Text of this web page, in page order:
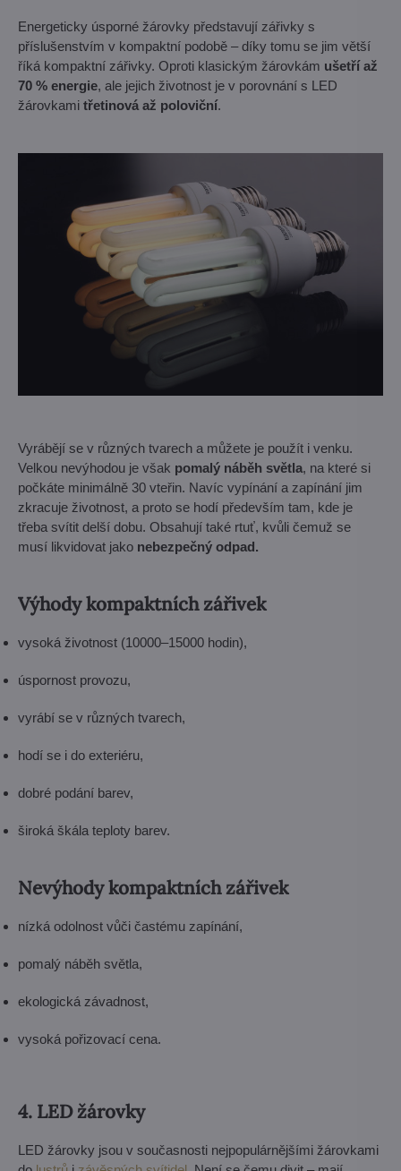
Energeticky úsporné žárovky představují zářivky s
příslušenstvím v kompaktní podobě – díky tomu se jim větší
říká kompaktní zářivky. Oproti klasickým žárovkám ušetří až
70 % energie, ale jejich životnost je v porovnání s LED
žárovkami třetinová až poloviční.
Vyrábějí se v různých tvarech a můžete je použít i venku.
Velkou nevýhodou je však pomalý náběh světla, na které si
počkáte minimálně 30 vteřin. Navíc vypínání a zapínání jim
zkracuje životnost, a proto se hodí především tam, kde je
třeba svítit delší dobu. Obsahují také rtuť, kvůli čemuž se
musí likvidovat jako nebezpečný odpad.
Výhody kompaktních zářivek
vysoká životnost (10000–15000 hodin),
úspornost provozu,
vyrábí se v různých tvarech,
hodí se i do exteriéru,
dobré podání barev,
široká škála teploty barev.
Nevýhody kompaktních zářivek
nízká odolnost vůči častému zapínání,
pomalý náběh světla,
ekologická závadnost,
vysoká pořizovací cena.
4. LED žárovky
LED žárovky jsou v současnosti nejpopulárnějšími žárovkami